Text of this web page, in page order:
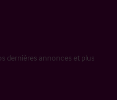
dernières annonces et plus